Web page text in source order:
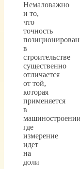
Немаловажно
и то,
что
точность
в
строительстве
существенно
отличается
от той,
которая
применяется
в
где
измерение
идет
на
доли